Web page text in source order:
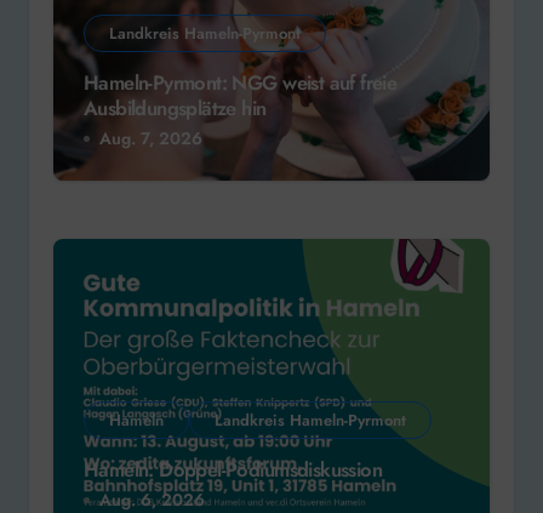
Landkreis Hameln-Pyrmont
Hameln-Pyrmont: NGG weist auf freie
Ausbildungsplätze hin
Aug. 7, 2026
Hameln Landkreis Hameln-Pyrmont
Hameln: Doppel-Podiumsdiskussion
Aug. 6, 2026